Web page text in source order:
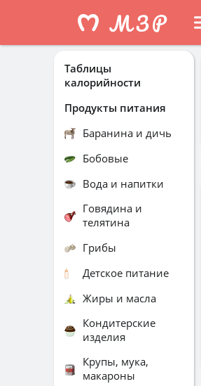
Таблицы
калорийности
Продукты питания
Баранина и дичь
Бобовые
Вода и напитки
Говядина и
телятина
Грибы
Детское питание
Жиры и масла
Кондитерские
изделия
Крупы, мука,
макароны